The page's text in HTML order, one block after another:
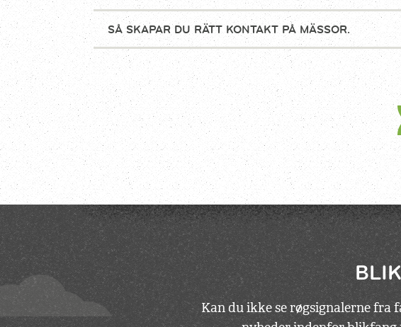
SÅ SKAPAR DU RÄTT KONTAKT PÅ MÄSSOR.
Kan du ikke se røgsignalerne fra